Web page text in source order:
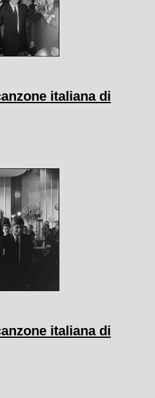
italiana di
italiana di